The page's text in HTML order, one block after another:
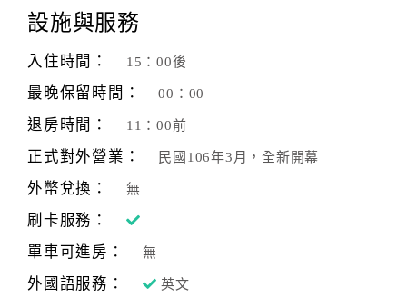
顧
客
滿
度
訂
單
理
會
設施與服務
入住時間： 15：00後
最晚保留時間： 00：00
退房時間： 11：00前
正式對外營業： 民國106年3月，全新開幕
外幣兌換： 無
刷卡服務：
單車可進房：
無
外國語服務： 英文